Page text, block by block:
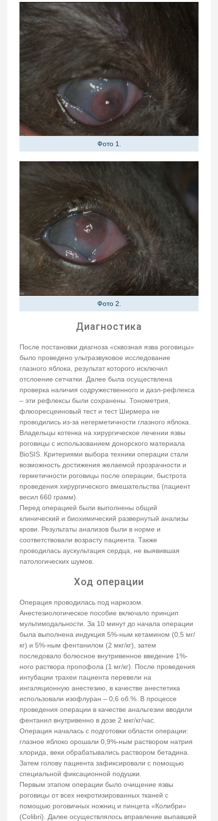
Фото 1.
Фото 2.
Диагностика
После постановки диагноза «сквозная язва роговицы»
было проведено ультразвуковое исследование
глазного яблока, результат которого исключил
отслоение сетчатки. Далее была осуществлена
проверка наличия содружественного и дазл-рефлекса
– эти рефлексы были сохранены. Тонометрия,
флюоресцеиновый тест и тест Ширмера не
проводились из-за негерметичности глазного яблока.
Владельцы котенка на хирургическое лечении язвы
роговицы с использованием донорского материала
BioSIS. Критериями выбора техники операции стали
возможность достижения желаемой прозрачности и
герметичности роговицы после операции, быстрота
проведения хирургического вмешательства (пациент
весил 660 грамм).
Перед операцией были выполнены общий
клинический и биохимический развернутый анализы
крови. Результаты анализов были в норме и
соответствовали возрасту пациента. Также
проводилась аускультация сердца, не выявившая
патологических шумов.
Ход операции
Операция проводилась под наркозом.
Анестезиологическое пособие включало принцип
мультимодальности. За 10 минут до начала операции
была выполнена индукция 5%-ным кетамином (0,5 мг/
кг) и 5%-ным фентанилом (2 мкг/кг), затем
последовало болюсное внутривенное введение 1%-
ного раствора пропофола (1 мг/кг). После проведения
интубации трахеи пациента перевели на
ингаляционную анестезию, в качестве анестетика
использовали изофлуран – 0,6 об.%. В процессе
проведения операции в качестве анальгезии вводили
фентанил внутривенно в дозе 2 мкг/кг/час.
Операция началась с подготовки области операции:
глазное яблоко орошали 0,9%-ным раствором натрия
хлорида, веки обрабатывались раствором бетадина.
Затем голову пациента зафиксировали с помощью
специальной фиксационной подушки.
Первым этапом операции было очищение язвы
роговицы от всех некротизированных тканей с
помощью роговичных ножниц и пинцета «Колибри»
(Colibri). Далее осуществлялось вправление выпавшей